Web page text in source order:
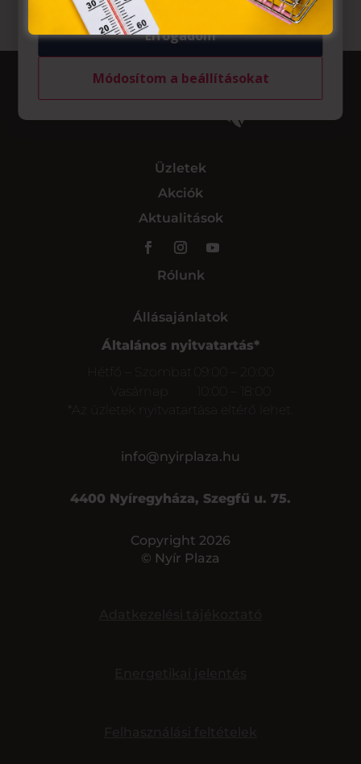
Üzletek
Akciók
Aktualitások
Rólunk
Állásajánlatok
Általános nyitvatartás*
Hétfő – Szombat
09:00 – 20:00
Vasárnap
*Az üzletek nyitvatartása eltérő lehet.
info@nyirplaza.hu
4400 Nyíregyháza, Szegfű u. 75.
Copyright 2026
© Nyír Plaza
Elfogadom
Módosítom a beállításokat